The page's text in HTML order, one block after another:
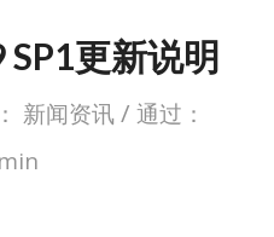
更新说明
新闻资讯 / 通过：